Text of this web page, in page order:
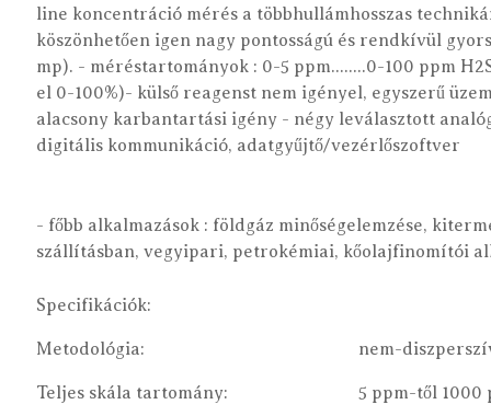
line koncentráció mérés a többhullámhosszas
köszönhetően igen nagy pontosságú és rendkívül
mp). - méréstartományok : 0-5 ppm........0-100 ppm
el 0-100%)- külső reagenst nem igényel, egyszerű
alacsony karbantartási igény - négy leválasztott
digitális kommunikáció, adatgyűjtő/vezérlőszoftver
- főbb alkalmazások : földgáz minőségelemzése,
szállításban, vegyipari, petrokémiai, kőolajfinomítói
Specifikációk:
Metodológia: nem-
Teljes skála tartomány: 5 ppm-től 1000